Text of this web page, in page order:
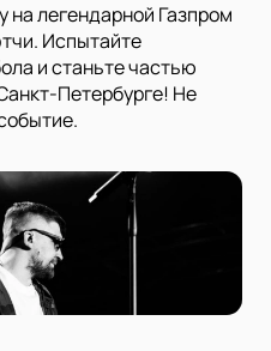
легендарной Газпром
Испытайте
и станьте частью
Петербурге! Не